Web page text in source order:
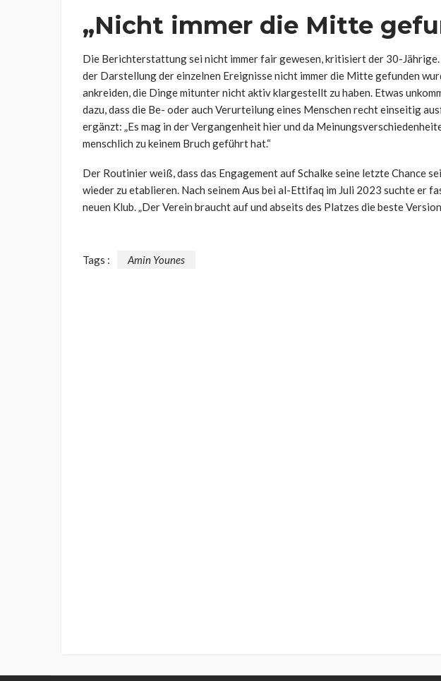
„Nicht immer die Mitte
Die Berichterstattung sei nicht immer fair gewesen, kritisiert der 30-Jährige.
der Darstellung der einzelnen Ereignisse nicht immer die Mitte gefunden
ankreiden, die Dinge mitunter nicht aktiv klargestellt zu haben. Etwas
dazu, dass die Be- oder auch Verurteilung eines Menschen recht einseitig
ergänzt: „Es mag in der Vergangenheit hier und da
menschlich zu keinem Bruch geführt hat.“
Der Routinier weiß, dass das Engagement auf Schalke seine letzte Chance
wieder zu etablieren. Nach seinem Aus bei al-Ettifaq im Juli 2023 suchte er
neuen Klub. „Der Verein braucht auf und abseits des Platzes die beste
Tags : Amin Younes